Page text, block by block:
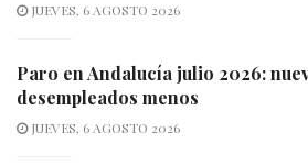
JUEVES, 6 AGOSTO 2026
Paro en Andalucía julio 2026:
desempleados menos
JUEVES, 6 AGOSTO 2026